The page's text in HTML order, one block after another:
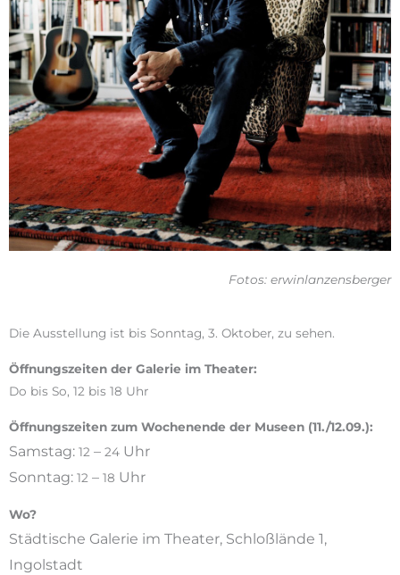
Fotos: erwinlanzensberger
Die Ausstellung ist bis Sonntag, 3. Oktober, zu sehen.
Öffnungszeiten der Galerie im Theater:
Do bis So, 12 bis 18 Uhr
Öffnungszeiten zum Wochenende der Museen (11./12.09.):
Samstag: 12 – 24 Uhr
Sonntag: 12 – 18 Uhr
Wo?
Städtische Galerie im Theater, Schloßlände 1,
Ingolstadt